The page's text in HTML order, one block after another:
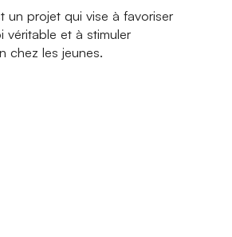
un projet qui vise à favoriser
véritable et à stimuler
chez les jeunes.